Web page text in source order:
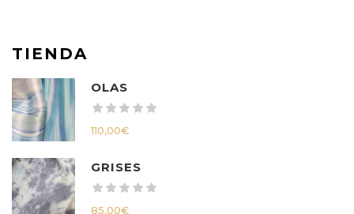
TIENDA
OLAS
110,00€
GRISES
85,00€